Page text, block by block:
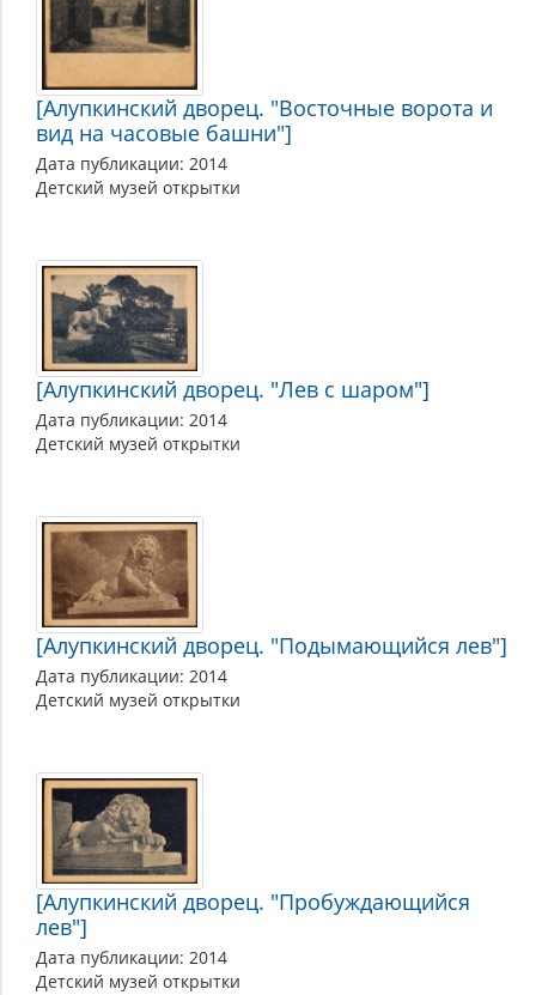
[Алупкинский дворец. "Восточные ворота и
вид на часовые башни"]
Дата публикации: 2014
Детский музей открытки
[Алупкинский дворец. "Лев с шаром"]
Дата публикации: 2014
Детский музей открытки
[Алупкинский дворец. "Подымающийся лев"]
Дата публикации: 2014
Детский музей открытки
[Алупкинский дворец. "Пробуждающийся
лев"]
Дата публикации: 2014
Детский музей открытки